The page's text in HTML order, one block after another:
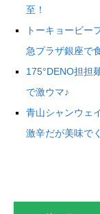
至！
トーキョービー
急プラザ銀座で
175°DENO担担
で激ウマ♪
青山シャンウェ
激辛だが美味で